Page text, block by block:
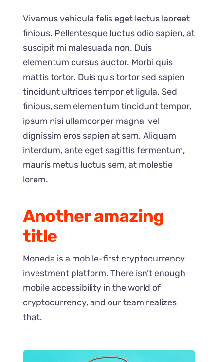
Vivamus vehicula felis eget lectus laoreet
finibus. Pellentesque luctus odio sapien, at
suscipit mi malesuada non. Duis
elementum cursus auctor. Morbi quis
mattis tortor. Duis quis tortor sed sapien
tincidunt ultrices tempor et ligula. Sed
finibus, sem elementum tincidunt tempor,
ipsum nisi ullamcorper magna, vel
dignissim eros sapien at sem. Aliquam
interdum, ante eget sagittis fermentum,
mauris metus luctus sem, at molestie
lorem.
Another amazing
title
Moneda is a mobile-first cryptocurrency
investment platform. There isn’t enough
mobile accessibility in the world of
cryptocurrency, and our team realizes
that.